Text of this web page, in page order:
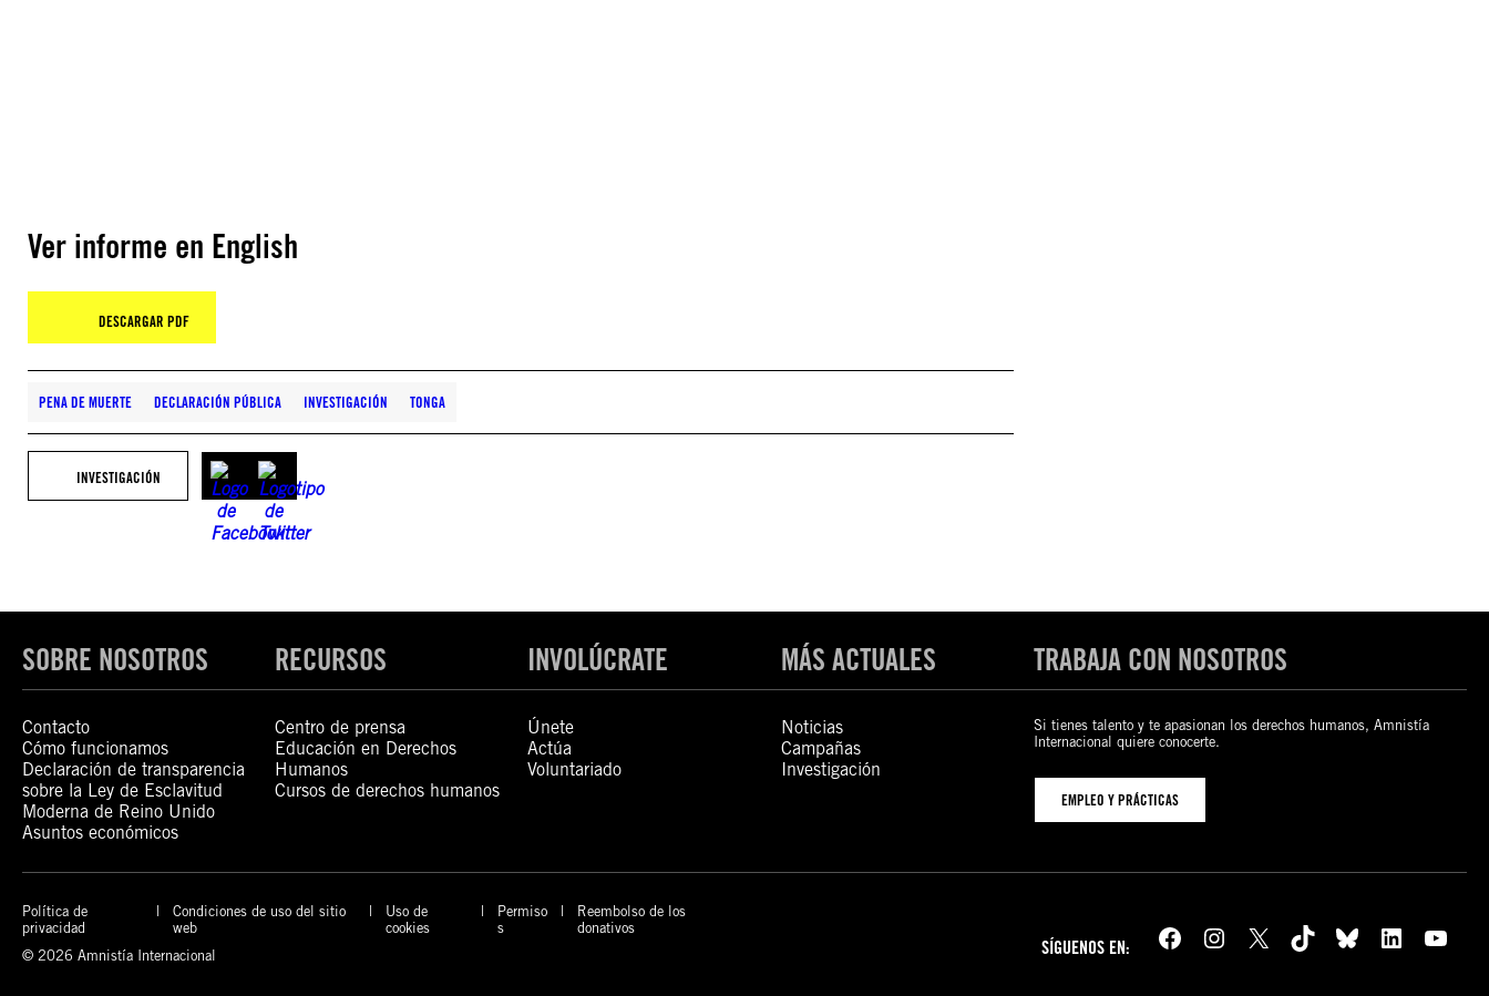
Ver informe en English
DESCARGAR PDF
PENA DE MUERTE DECLARACIÓN PÚBLICA INVESTIGACIÓN TONGA
INVESTIGACIÓN
SOBRE NOSOTROS
Contacto
Cómo funcionamos
Declaración de transparencia
sobre la Ley de Esclavitud
Moderna de Reino Unido
Asuntos económicos
RECURSOS
Centro de prensa
Educación en Derechos
Humanos
Cursos de derechos humanos
INVOLÚCRATE
Únete
Actúa
Voluntariado
MÁS ACTUALES
Noticias
Campañas
Investigación
TRABAJA CON NOSOTROS
Si tienes talento y te apasionan los derechos humanos, Amnistía
Internacional quiere conocerte.
EMPLEO Y PRÁCTICAS
Política de
privacidad
Condiciones de uso del sitio
web
Uso de
cookies
Permiso
s
Reembolso de los
donativos
© 2026 Amnistía Internacional
SÍGUENOS EN: Facebook Instagram X TikTok Bluesky LinkedIn YouTube